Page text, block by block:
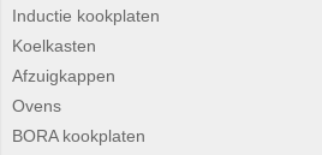
Inductie kookplaten
Koelkasten
Afzuigkappen
Ovens
BORA kookplaten